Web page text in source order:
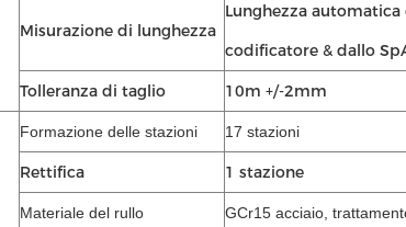
Misurazione di lunghezza
Lunghezza
codificatore & dallo
Tolleranza di taglio 10m +/-2mm
Formazione delle stazioni 17 stazioni
Rettifica 1 stazione
Materiale del rullo GCr15 acciaio,